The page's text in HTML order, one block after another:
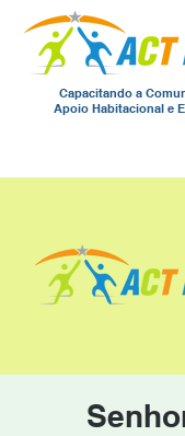
Capacitando a
Apoio Habitacional e